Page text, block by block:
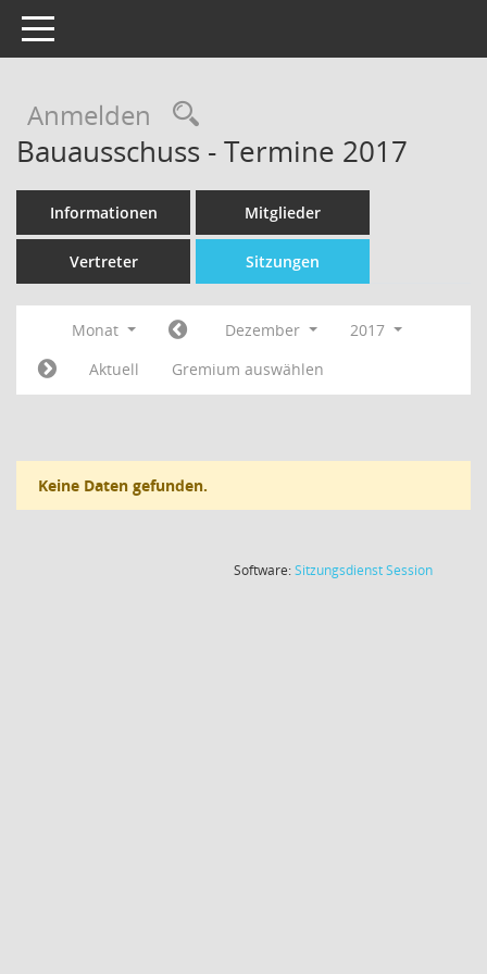
Toggle navigation
Anmelden Rechercheauswahl
Bauausschuss - Termine 2017
Informationen Mitglieder
Vertreter Sitzungen
Monat Dezember
2017
Aktuell
Gremium auswählen
Keine Daten gefunden.
Software:SitzungsdienstSession(Wird in